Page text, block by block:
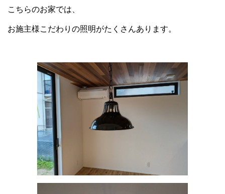
こちらのお家では、
お施主様こだわりの照明がたくさんあります。